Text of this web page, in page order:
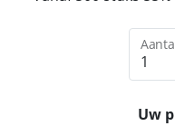
Uw